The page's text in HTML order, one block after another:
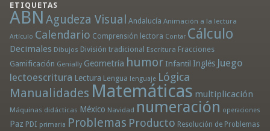
ETIQUETAS
ABN Agudeza Visual Andalucía Animación a la lectura
Artículo Calendario Comprensión lectora Contar Cálculo
Decimales Dibujos División tradicional Escritura Fracciones
Gamificación Genially Geometría humor Infantil Inglés Juego
lectoescritura Lectura Lengua lenguaje Lógica
Manualidades Matemáticas multiplicación
Máquinas didácticas México Navidad numeración operaciones
Paz PDI primaria Problemas Producto Resolución de Problemas